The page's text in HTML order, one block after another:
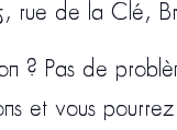
rue de la Clé,
? Pas de
et vous